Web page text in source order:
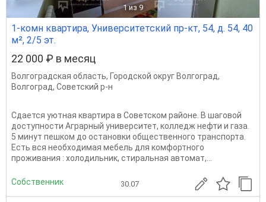
1 из 9
1-комн квартира, Университетский пр-кт, 54, д. 54, 40
м², 2/5 эт.
22 000 ₽ в месяц
Волгоградская область, Городской округ Волгоград,
Волгоград, Советский р-н
Сдается уютная квартира в Советском районе. В шаговой
доступности Аграрный университет, колледж нефти и газа.
5 минут пешком до остановки общественного транспорта.
Есть вся необходимая мебель для комфортного
проживания : холодильник, стиральная автомат,...
Собственник 30.07